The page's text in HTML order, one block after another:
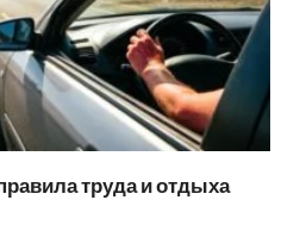
труда и отдыха